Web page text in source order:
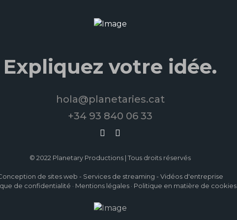
Expliquez votre idée.
hola@planetaries.cat
+34 93 840 06 33
© 2022 Planetary Productions | Tous droits réservés
de sites web - Services de streaming - Vidéos d'entreprise
de confidentialité · Mentions légales · Politique en matière de cookies